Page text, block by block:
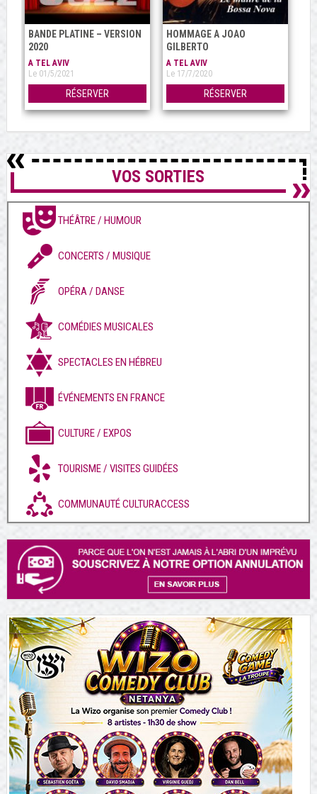
BANDE PLATINE – VERSION
2020
A TEL AVIV
Le 01/5/2021
RÉSERVER
HOMMAGE A JOAO
GILBERTO
A TEL AVIV
Le 17/7/2020
RÉSERVER
VOS SORTIES
THÉÂTRE / HUMOUR
CONCERTS / MUSIQUE
OPÉRA / DANSE
COMÉDIES MUSICALES
SPECTACLES EN HÉBREU
ÉVÉNEMENTS EN FRANCE
CULTURE / EXPOS
TOURISME / VISITES GUIDÉES
COMMUNAUTÉ CULTURACCESS